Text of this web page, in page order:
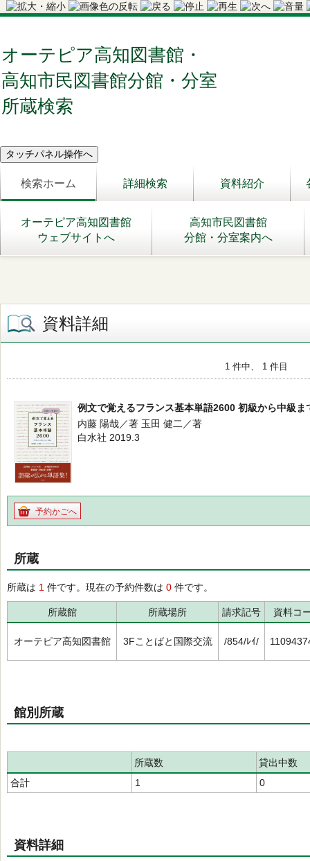
オーテピア高知図書館・
高知市民図書館分館・分室
所蔵検索
検索ホーム 詳細検索 資料紹介
オーテピア高知図書館
ウェブサイトへ
高知市民図書館
分館・分室案内へ
資料詳細
1 件中、 1 件目
例文で覚えるフランス基本単語2600 初級から中級ま
内藤 陽哉／著 玉田 健二／著
白水社 2019.3
予約かごへ
所蔵
所蔵は 1 件です。現在の予約件数は 0 件です。
所蔵館 所蔵場所 請求記号 資料コ
オーテピア高知図書館 3Fことばと国際交流 /854/ﾚｲ/
館別所蔵
所蔵数
貸出中数
合計
1 0
資料詳細